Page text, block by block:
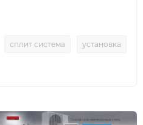
сплит система установка